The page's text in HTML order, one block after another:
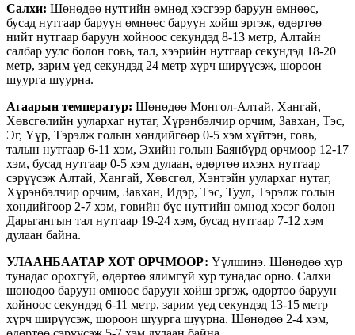
Салхи: Шөнөдөө нутгийн өмнөд хэсгээр баруун өмнөөс,
бусад нутгаар баруун өмнөөс баруун хойш эргэж, өдөртөө
нийт нутгаар баруун хойноос секундэд 8-13 метр, Алтайн
салбар уулс болон говь, тал, хээрийн нутгаар секундэд 18-20
метр, зарим үед секундэд 24 метр хүрч ширүүсэж, шороон
шуурга шуурна.
Агаарын температур: Шөнөдөө Монгол-Алтай, Хангай,
Хөвсгөлийн уулархаг нутаг, Хүрэнбэлчир орчим, Завхан, Тэс,
Эг, Үүр, Тэрэлж голын хөндийгөөр 0-5 хэм хүйтэн, говь,
талын нутгаар 6-11 хэм, Эхийн голын Баянбүрд орчмоор 12-17
хэм, бусад нутгаар 0-5 хэм дулаан, өдөртөө ихэнх нутгаар
сэрүүсэж Алтай, Хангай, Хөвсгөл, Хэнтэйн уулархаг нутаг,
Хүрэнбэлчир орчим, Завхан, Идэр, Тэс, Туул, Тэрэлж голын
хөндийгөөр 2-7 хэм, говийн бүс нутгийн өмнөд хэсэг болон
Дарьгангын тал нутгаар 19-24 хэм, бусад нутгаар 7-12 хэм
дулаан байна.
УЛААНБААТАР ХОТ ОРЧМООР: Үүлшинэ. Шөнөдөө хур
тунадас орохгүй, өдөртөө ялимгүй хур тунадас орно. Салхи
шөнөдөө баруун өмнөөс баруун хойш эргэж, өдөртөө баруун
хойноос секундэд 6-11 метр, зарим үед секундэд 13-15 метр
хүрч ширүүсэж, шороон шуурга шуурна. Шөнөдөө 2-4 хэм,